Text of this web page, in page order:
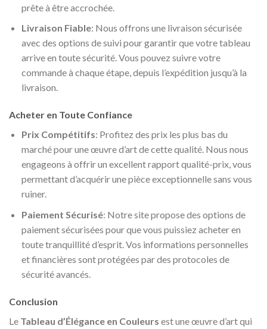
prête à être accrochée.
Livraison Fiable: Nous offrons une livraison sécurisée
avec des options de suivi pour garantir que votre tableau
arrive en toute sécurité. Vous pouvez suivre votre
commande à chaque étape, depuis l’expédition jusqu’à la
livraison.
Acheter en Toute Confiance
Prix Compétitifs: Profitez des prix les plus bas du
marché pour une œuvre d’art de cette qualité. Nous nous
engageons à offrir un excellent rapport qualité-prix, vous
permettant d’acquérir une pièce exceptionnelle sans vous
ruiner.
Paiement Sécurisé: Notre site propose des options de
paiement sécurisées pour que vous puissiez acheter en
toute tranquillité d’esprit. Vos informations personnelles
et financières sont protégées par des protocoles de
sécurité avancés.
Conclusion
Le Tableau d’Élégance en Couleurs est une œuvre d’art qui